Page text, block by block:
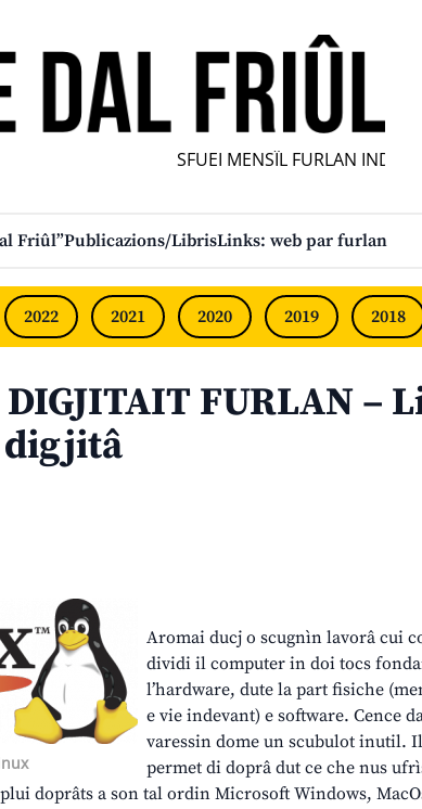
SFUEI MENSÎL FURLAN
Friûl”Publicazions/LibrisLinks: web par furlan
2022 2021 2020 2019 2018
DIGJITAIT FURLAN –
Aromai ducj o scugnìn lavorâ cui
dividi il computer in doi tocs
l’hardware, dute la part fisiche
e vie indevant) e software. Cence
varessin dome un scubulot inutil.
permet di doprâ dut ce che nus
doprâts a son tal ordin Microsoft Windows,